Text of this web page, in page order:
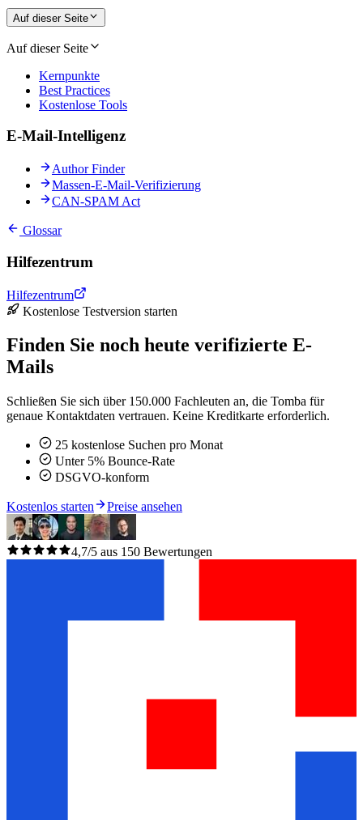
Auf dieser Seite
Auf dieser Seite
Kernpunkte
Best Practices
Kostenlose Tools
E-Mail-Intelligenz
Author Finder
Massen-E-Mail-Verifizierung
CAN-SPAM Act
Glossar
Hilfezentrum
Hilfezentrum
Kostenlose Testversion starten
Finden Sie noch heute verifizierte E-
Mails
Schließen Sie sich über 150.000 Fachleuten an, die Tomba für
genaue Kontaktdaten vertrauen. Keine Kreditkarte erforderlich.
25 kostenlose Suchen pro Monat
Unter 5% Bounce-Rate
DSGVO-konform
Kostenlos starten Preise ansehen
4,7/5 aus 150 Bewertungen